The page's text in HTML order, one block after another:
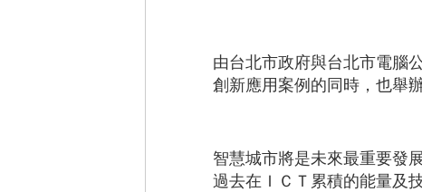
由台北市政府與台北市電腦
創新應用案例的同時，也舉
智慧城市將是未來最重要發
過去在ＩＣＴ累積的能量及